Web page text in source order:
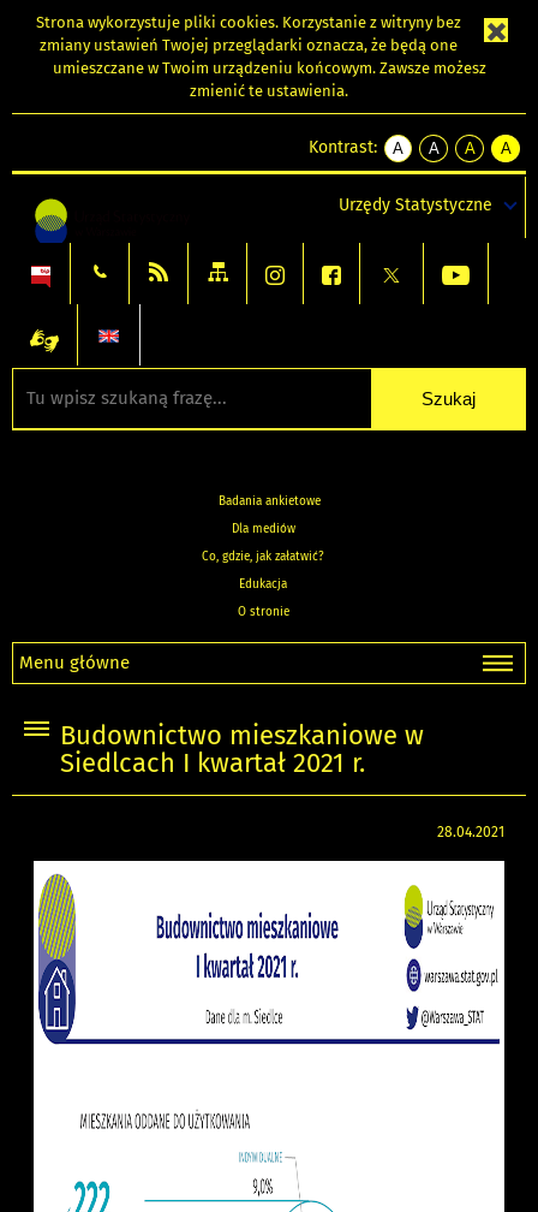
Strona wykorzystuje pliki cookies. Korzystanie z witryny bez
zmiany ustawień Twojej przeglądarki oznacza, że będą one
umieszczane w Twoim urządzeniu końcowym. Zawsze możesz
zmienić te ustawienia.
Kontrast:
A
kontrast
A
kontrast
tekst
czarnym
A
kontrast
tekst
czarnym
A
tekst
żółtym
Urzędy Statystyczne
Badania ankietowe
Dla mediów
Co, gdzie, jak załatwić?
Edukacja
O stronie
Menu główne
Budownictwo mieszkaniowe w
Siedlcach I kwartał 2021 r.
28.04.2021